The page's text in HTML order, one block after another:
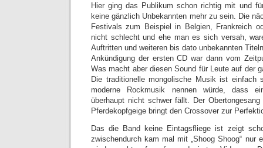
Hier ging das Publikum schon richtig mit und
keine gänzlich Unbekannten mehr zu sein. Die
Festivals zum Beispiel in Belgien, Frankreich
nicht schlecht und ehe man es sich versah,
Auftritten und weiteren bis dato unbekannten
Ankündigung der ersten CD war dann vom
Was macht aber diesen Sound für Leute auf der
Die traditionelle mongolische Musik ist einfach
moderne Rockmusik nennen würde, dass
überhaupt nicht schwer fällt. Der
Pferdekopfgeige bringt den Crossover zur
Das die Band keine Eintagsfliege ist zeigt
zwischendurch kam mal mit „Shoog Shoog“ nur